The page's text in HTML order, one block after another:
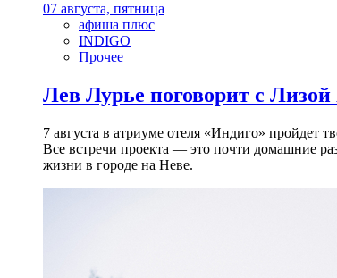
07 августа, пятница
афиша плюс
INDIGO
Прочее
Лев Лурье поговорит с Лизой
7 августа в атриуме отеля «Индиго» пройдет
Все встречи проекта — это почти домашние
жизни в городе на Неве.